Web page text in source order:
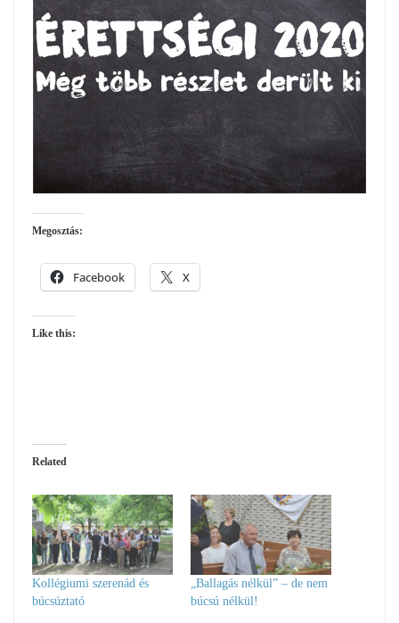
Megosztás:
Facebook X
Like this:
Related
Kollégiumi szerenád és
búcsúztató
„Ballagás nélkül” – de nem
búcsú nélkül!